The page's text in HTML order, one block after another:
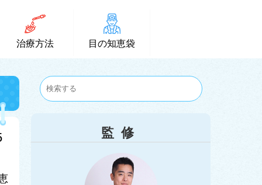
治療方法 目の知恵袋
監修